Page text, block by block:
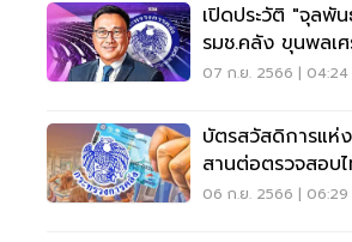
เปิดประวัติ "จุลพั
รมช.คลัง ขุนพลเ
ครม.เศรษฐา1
07 ก.ย. 2566 | 04:24
บัตรสวัสดิการแห่
สานต่อตรวจสอบไ
06 ก.ย. 2566 | 06:29